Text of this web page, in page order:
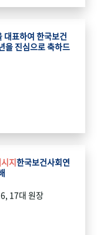
표하여 한국보건
을 진심으로 축하드
지한국보건사회연
17대 원장